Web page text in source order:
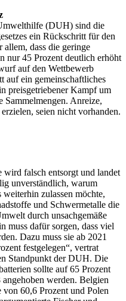
(DUH) sind die
ein Rückschritt für den
dass die geringe
nur 45 Prozent deutlich erhöht
auf den Wettbewerb
auf ein gemeinschaftliches
preisgetriebener Kampf um
Sammelmengen. Anreize,
seien nicht vorhanden.
wird falsch entsorgt und landet
unverständlich, warum
zulassen möchte,
und Schwermetalle die
durch unsachgemäße
muss dafür sorgen, dass viel
Dazu muss sie ab 2021
festgelegen“, vertrat
Standpunkt der DUH. Die
sollte auf 65 Prozent
werden. Belgien
von 60,6 Prozent und Polen